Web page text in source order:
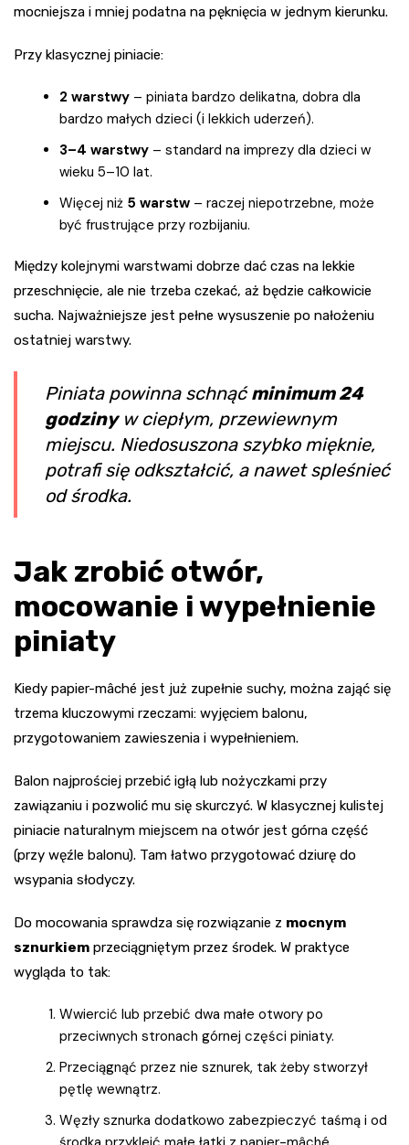
mocniejsza i mniej podatna na pęknięcia w jednym kierunku.
Przy klasycznej piniacie:
2 warstwy – piniata bardzo delikatna, dobra dla
bardzo małych dzieci (i lekkich uderzeń).
3–4 warstwy – standard na imprezy dla dzieci w
wieku 5–10 lat.
Więcej niż 5 warstw – raczej niepotrzebne, może
być frustrujące przy rozbijaniu.
Między kolejnymi warstwami dobrze dać czas na lekkie
przeschnięcie, ale nie trzeba czekać, aż będzie całkowicie
sucha. Najważniejsze jest pełne wysuszenie po nałożeniu
ostatniej warstwy.
Piniata powinna schnąćminimum 24
godzinyw ciepłym, przewiewnym
miejscu. Niedosuszona szybko mięknie,
potrafi się odkształcić, a nawet spleśnieć
od środka.
Jak zrobić otwór,
mocowanie i wypełnienie
piniaty
Kiedy papier-mâché jest już zupełnie suchy, można zająć się
trzema kluczowymi rzeczami: wyjęciem balonu,
przygotowaniem zawieszenia i wypełnieniem.
Balon najprościej przebić igłą lub nożyczkami przy
zawiązaniu i pozwolić mu się skurczyć. W klasycznej kulistej
piniacie naturalnym miejscem na otwór jest górna część
(przy węźle balonu). Tam łatwo przygotować dziurę do
wsypania słodyczy.
Do mocowania sprawdza się rozwiązanie z mocnym
sznurkiem przeciągniętym przez środek. W praktyce
wygląda to tak:
Wwiercić lub przebić dwa małe otwory po
przeciwnych stronach górnej części piniaty.
Przeciągnąć przez nie sznurek, tak żeby stworzył
pętlę wewnątrz.
Węzły sznurka dodatkowo zabezpieczyć taśmą i od